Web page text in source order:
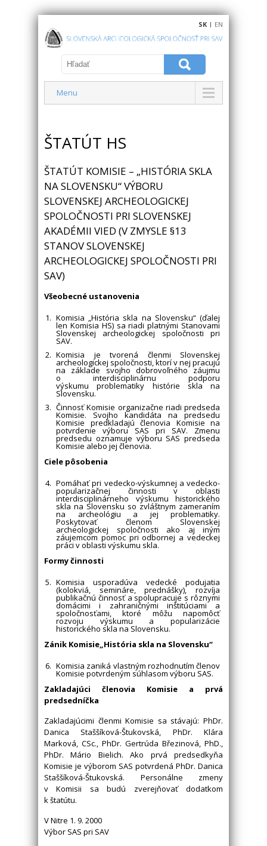
SK | EN
Menu
ŠTATÚT HS
ŠTATÚT KOMISIE – „HISTÓRIA SKLA
NA SLOVENSKU“ VÝBORU
SLOVENSKEJ ARCHEOLOGICKEJ
SPOLOČNOSTI PRI SLOVENSKEJ
AKADÉMII VIED (V ZMYSLE §13
STANOV SLOVENSKEJ
ARCHEOLOGICKEJ SPOLOČNOSTI PRI
SAV)
Všeobecné ustanovenia
Komisia „História skla na Slovensku“ (ďalej
len Komisia HS) sa riadi platnými Stanovami
Slovenskej archeologickej spoločnosti pri
SAV.
Komisia je tvorená členmi Slovenskej
archeologickej spoločnosti, ktorí v nej pracujú
na základe svojho dobrovoľného záujmu
o interdisciplinárnu podporu
výskumu problematiky histórie skla na
Slovensku.
Činnosť Komisie organizačne riadi predseda
Komisie. Svojho kandidáta na predsedu
Komisie predkladajú členovia Komisie na
potvrdenie výboru SAS pri SAV. Zmenu
predsedu oznamuje výboru SAS predseda
Komisie alebo jej členovia.
Ciele pôsobenia
Pomáhať pri vedecko-výskumnej a vedecko-
popularizačnej činnosti v oblasti
interdisciplinárneho výskumu historického
skla na Slovensku so zvláštnym zameraním
na archeológiu a jej problematiky.
Poskytovať členom Slovenskej
archeologickej spoločnosti ako aj iným
záujemcom pomoc pri odbornej a vedeckej
práci v oblasti výskumu skla.
Formy činnosti
Komisia usporadúva vedecké podujatia
(kolokviá, semináre, prednášky), rozvíja
publikačnú činnosť a spolupracuje s rôznymi
domácimi i zahraničnými inštitúciami a
spoločnosťami, ktoré môžu napomôcť
rozvoju výskumu a popularizácie
historického skla na Slovensku.
Zánik Komisie„História skla na Slovensku“
Komisia zaniká vlastným rozhodnutím členov
Komisie potvrdeným súhlasom výboru SAS.
Zakladajúci členovia Komisie a prvá
predsedníčka
Zakladajúcimi členmi Komisie sa stávajú: PhDr.
Danica Staššíková-Štukovská, PhDr. Klára
Marková, CSc., PhDr. Gertrúda Březinová, PhD.,
PhDr. Mário Bielich. Ako prvá predsedkyňa
Komisie je výborom SAS potvrdená PhDr. Danica
Staššíková-Štukovská. Personálne zmeny
v Komisii sa budú zverejňovať dodatkom
k štatútu.
V Nitre 1. 9. 2000
Výbor SAS pri SAV